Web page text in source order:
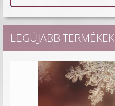
LEGÚJABB TERMÉKEK